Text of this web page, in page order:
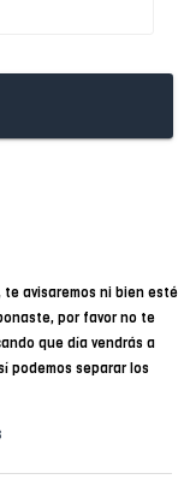
avisaremos ni bien esté
por favor no te
que día vendrás a
podemos separar los